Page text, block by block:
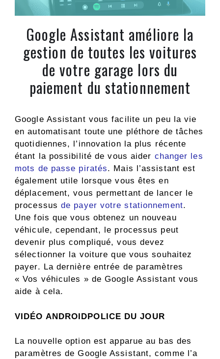
Google Assistant améliore la
gestion de toutes les voitures
de votre garage lors du
paiement du stationnement
Google Assistant vous facilite un peu la vie
en automatisant toute une pléthore de tâches
quotidiennes, l’innovation la plus récente
étant la possibilité de vous aider changer les
mots de passe piratés. Mais l’assistant est
également utile lorsque vous êtes en
déplacement, vous permettant de lancer le
processus de payer votre stationnement.
Une fois que vous obtenez un nouveau
véhicule, cependant, le processus peut
devenir plus compliqué, vous devez
sélectionner la voiture que vous souhaitez
payer. La dernière entrée de paramètres
« Vos véhicules » de Google Assistant vous
aide à cela.
VIDÉO ANDROIDPOLICE DU JOUR
La nouvelle option est apparue au bas des
paramètres de Google Assistant, comme l’a